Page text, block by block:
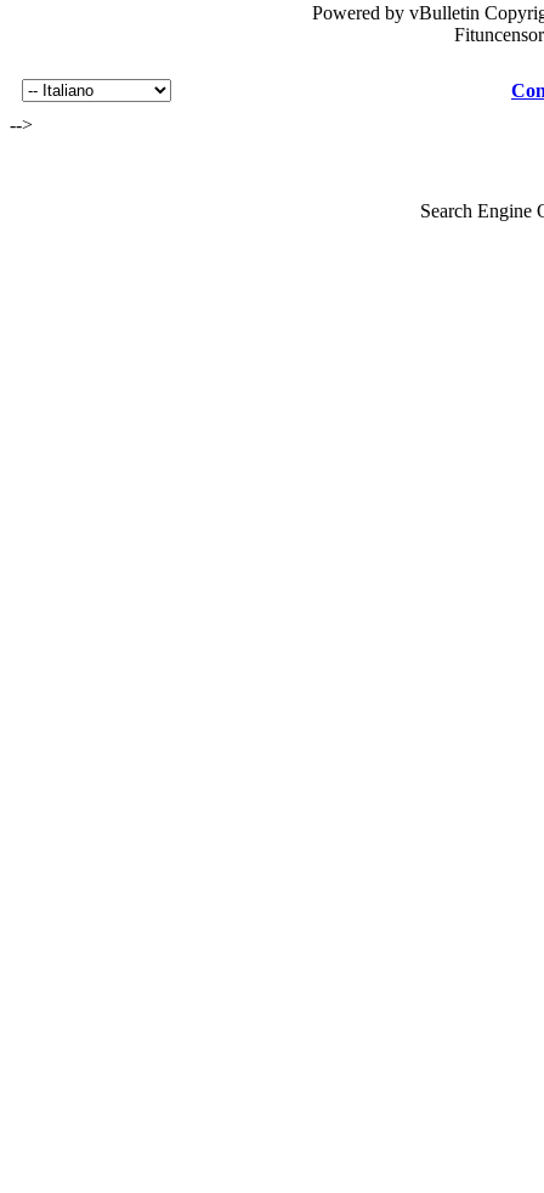
Powered by vBulletin
-->
Search Engine